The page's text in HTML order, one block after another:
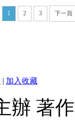
1 2 3 下一頁
| 加入收藏
辦 著